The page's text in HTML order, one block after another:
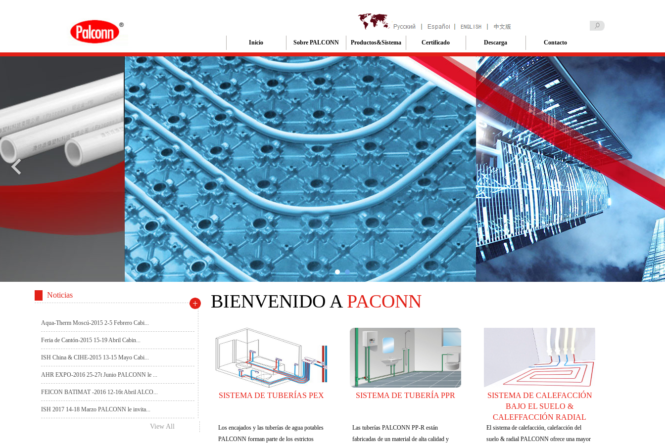
Inicio Sobre PALCONN Productos&Sistema Certificado Descarga Contacto
Noticias
Aqua-Therm Moscú-2015 2-5 Febrero Cabi...
Feria de Cantón-2015 15-19 Abril Cabin...
ISH China & CIHE-2015 13-15 Mayo Cabi...
AHR EXPO-2016 25-27t Junio PALCONN le ...
FEICON BATIMAT -2016 12-16t Abril ALCO...
ISH 2017 14-18 Marzo PALCONN le invita...
View All
BIENVENIDO A PACONN
SISTEMA DE TUBERÍAS PEX
Los encajados y las tuberías de agua potables
PALCONN forman parte de los estrictos
SISTEMA DE TUBERÍA PPR
Las tuberías PALCONN PP-R están
fabricadas de un material de alta calidad y
SISTEMA DE CALEFACCIÓN
BAJO EL SUELO &
CALEFFACCIÓN RADIAL
El sistema de calefacción, calefacción del
suelo & radial PALCONN ofrece una mayor